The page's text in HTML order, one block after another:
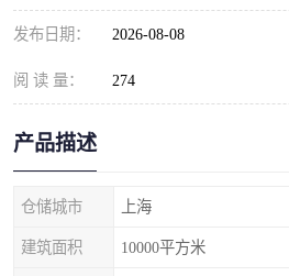
发布日期： 2026-08-08
阅 读 量： 274
产品描述
仓储城市 上海
建筑面积 10000平方米